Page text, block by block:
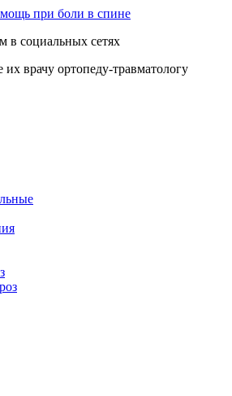
при боли в спине
в социальных сетях
их врачу ортопеду-травматологу